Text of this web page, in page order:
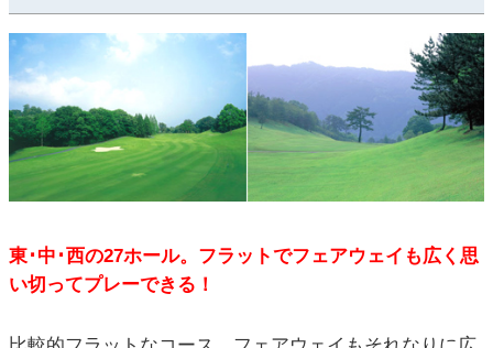
東･中･西の27ホール。フラットでフェアウェイも広く思
い切ってプレーできる！